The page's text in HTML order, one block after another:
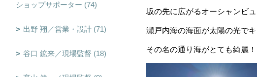
坂の先に広がるオーシャンビ
瀬戸内海の海面が太陽の光で
その名の通り海がとても綺麗！
ショップサポーター (74)
出野 翔／営業・設計 (71)
谷口 鉱来／現場監督 (18)